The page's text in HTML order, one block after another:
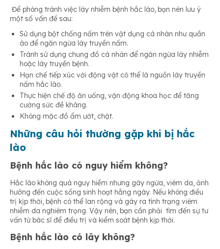
Để phòng tránh việc lây nhiễm bệnh hắc lào, bạn nên lưu ý
một số vấn đề sau:
Sử dụng bột chống nấm trên vật dụng cá nhân như quần
áo để ngăn ngừa lây truyền nấm.
Tránh sử dụng chung đồ cá nhân để ngăn ngừa lây nhiễm
hoặc lây truyền bệnh.
Hạn chế tiếp xúc với động vật có thể là nguồn lây truyền
nấm hắc lào.
Thực hiện chế độ ăn uống, vận động khoa học để tăng
cường sức đề kháng.
Không mặc đồ ẩm ướt, chật.
Những câu hỏi thường gặp khi bị hắc
lào
Bệnh hắc lào có nguy hiểm không?
Hắc lào không quá nguy hiểm nhưng gây ngứa, viêm da, ảnh
hưởng đến cuộc sống sinh hoạt hằng ngày. Nếu không điều
trị kịp thời, bệnh có thể lan rộng và gây ra tình trạng viêm
nhiễm da nghiêm trọng. Vậy nên, bạn cần phải tìm đến sự tư
vấn từ bác sĩ để điều trị và kiểm soát bệnh kịp thời.
Bệnh hắc lào có lây không?